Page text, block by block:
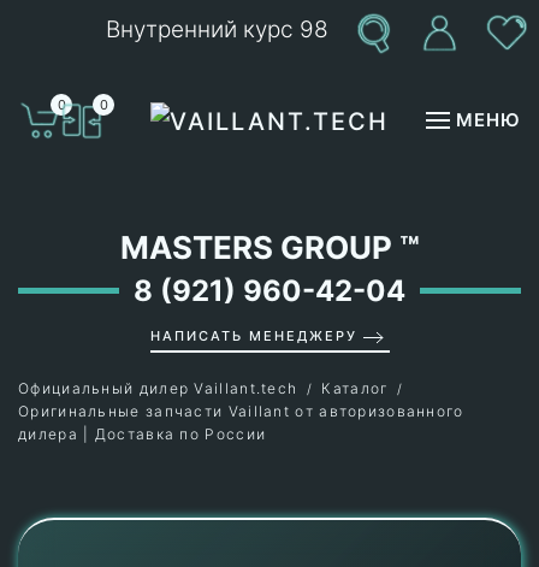
Внутренний курс 98
0 0
МЕНЮ
MASTERS GROUP ™
8 (921) 960-42-04
НАПИСАТЬ МЕНЕДЖЕРУ
Официальный дилер Vaillant.tech
Каталог
Оригинальные запчасти Vaillant от авторизованного
дилера | Доставка по России